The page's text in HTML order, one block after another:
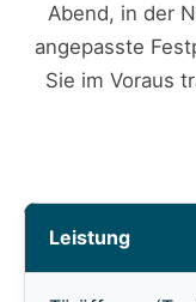
Abend, in der
angepasste
Sie im Voraus
Leistung